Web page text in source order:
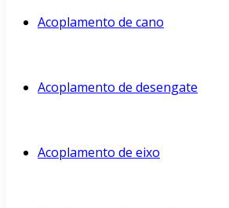
Acoplamento de cano
Acoplamento de desengate
Acoplamento de eixo